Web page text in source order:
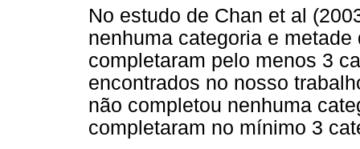
No estudo de Chan et al
nenhuma categoria e
completaram pelo menos 3
encontrados no nosso
não completou nenhuma
completaram no mínimo 3